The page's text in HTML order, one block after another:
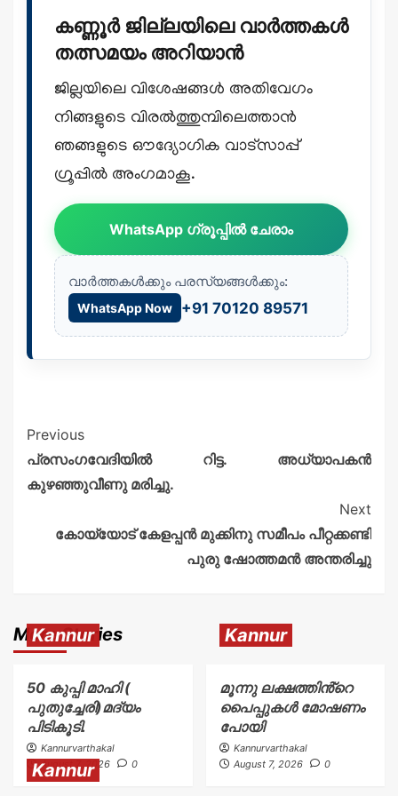
കണ്ണൂർ ജില്ലയിലെ വാർത്തകൾ
തത്സമയം അറിയാൻ
ജില്ലയിലെ വിശേഷങ്ങൾ അതിവേഗം
നിങ്ങളുടെ വിരൽത്തുമ്പിലെത്താൻ
ഞങ്ങളുടെ ഔദ്യോഗിക വാട്സാപ്പ്
ഗ്രൂപ്പിൽ അംഗമാകൂ.
WhatsApp ഗ്രൂപ്പിൽ ചേരാം
വാർത്തകൾക്കും പരസ്യങ്ങൾക്കും:
WhatsApp Now +91 70120 89571
Previous
പ്രസംഗവേദിയിൽ റിട്ട. അധ്യാപകൻ
കുഴഞ്ഞുവീണു മരിച്ചു.
Next
കോയ്യോട് കേളപ്പൻ മുക്കിനു സമീപം പീറ്റക്കണ്ടി
പുരു ഷോത്തമൻ അന്തരിച്ചു
More Stories
Kannur
50 കുപ്പി മാഹി (
പുതുച്ചേരി)മദ്യം
പിടികൂടി.
Kannurvarthakal
August 7, 2026
0
Kannur
മൂന്നു ലക്ഷത്തിൻ്റെ
പൈപ്പുകൾ മോഷണം
പോയി
Kannurvarthakal
August 7, 2026
0
Kannur